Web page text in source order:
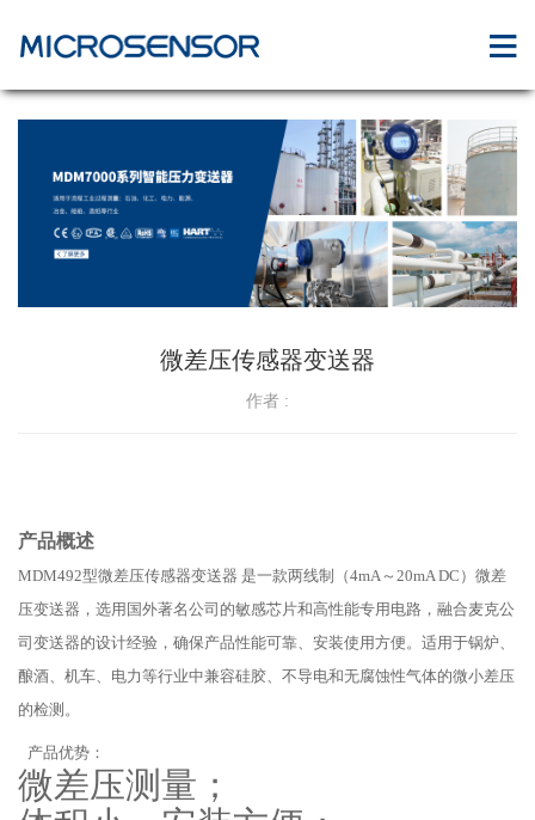
微差压传感器变送器
作者 :
产品概述
MDM492型微差压传感器变送器 是一款两线制（4mA～20mA DC）微差
压变送器，选用国外著名公司的敏感芯片和高性能专用电路，融合麦克公
司变送器的设计经验，确保产品性能可靠、安装使用方便。适用于锅炉、
酿酒、机车、电力等行业中兼容硅胶、不导电和无腐蚀性气体的微小差压
的检测。
产品优势：
微差压测量；